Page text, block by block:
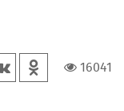
16041